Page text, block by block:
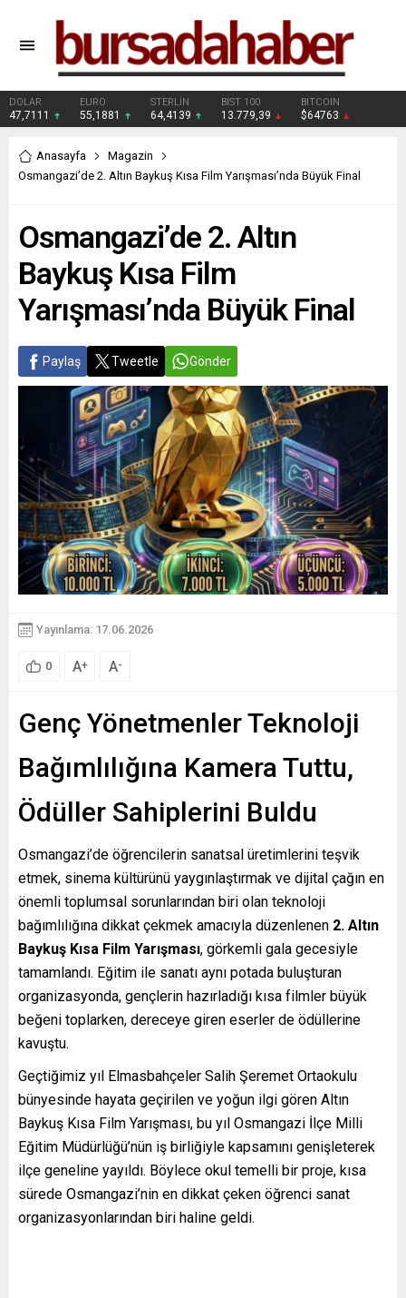
DOLAR
47,7111
EURO
55,1881
STERLİN
64,4139
BIST 100
13.779,39
BITCOIN
$64763
Anasayfa
Magazin
Osmangazi’de 2. Altın Baykuş Kısa Film Yarışması’nda Büyük Final
Osmangazi’de 2. Altın
Baykuş Kısa Film
Yarışması’nda Büyük Final
Paylaş Tweetle Gönder
Yayınlama: 17.06.2026
0 A+ A-
Genç Yönetmenler Teknoloji
Bağımlılığına Kamera Tuttu,
Ödüller Sahiplerini Buldu
Osmangazi’de öğrencilerin sanatsal üretimlerini teşvik
etmek, sinema kültürünü yaygınlaştırmak ve dijital çağın en
önemli toplumsal sorunlarından biri olan teknoloji
bağımlılığına dikkat çekmek amacıyla düzenlenen 2. Altın
Baykuş Kısa Film Yarışması, görkemli gala gecesiyle
tamamlandı. Eğitim ile sanatı aynı potada buluşturan
organizasyonda, gençlerin hazırladığı kısa filmler büyük
beğeni toplarken, dereceye giren eserler de ödüllerine
kavuştu.
Geçtiğimiz yıl Elmasbahçeler Salih Şeremet Ortaokulu
bünyesinde hayata geçirilen ve yoğun ilgi gören Altın
Baykuş Kısa Film Yarışması, bu yıl Osmangazi İlçe Milli
Eğitim Müdürlüğü’nün iş birliğiyle kapsamını genişleterek
ilçe geneline yayıldı. Böylece okul temelli bir proje, kısa
sürede Osmangazi’nin en dikkat çeken öğrenci sanat
organizasyonlarından biri haline geldi.